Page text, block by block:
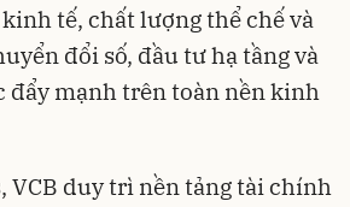
tế, chất lượng thể chế và
đổi số, đầu tư hạ tầng và
mạnh trên toàn nền kinh
VCB duy trì nền tảng tài chính